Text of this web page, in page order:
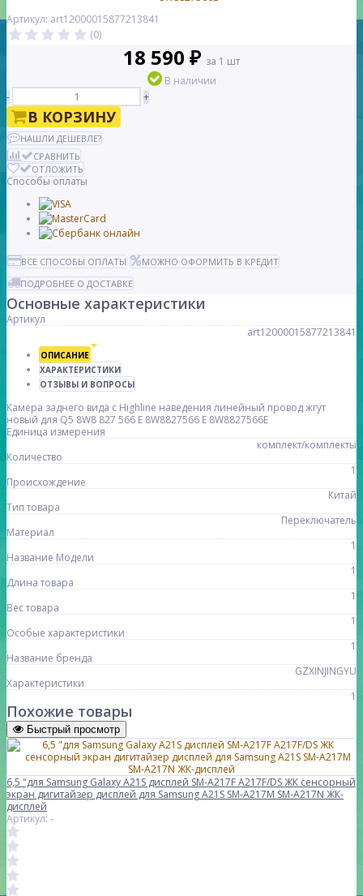
Артикул: art12000015877213841
(0)
18 590 ₽ за 1 шт
В наличии
-
+
В КОРЗИНУ
НАШЛИ ДЕШЕВЛЕ?
СРАВНИТЬ
ОТЛОЖИТЬ
Способы оплаты
ВСЕ СПОСОБЫ ОПЛАТЫ
МОЖНО ОФОРМИТЬ В КРЕДИТ
ПОДРОБНЕЕ О ДОСТАВКЕ
Основные характеристики
Артикул
art12000015877213841
ОПИСАНИЕ
ХАРАКТЕРИСТИКИ
ОТЗЫВЫ И ВОПРОСЫ
Камера заднего вида с Highline наведения линейный провод жгут
новый для Q5 8W8 827 566 E 8W8827566 E 8W8827566E
Единица измерения
комплект/комплекты
Количество
1
Происхождение
Китай
Тип товара
Переключатель
Материал
1
Название Модели
1
Длина товара
1
Вес товара
1
Особые характеристики
1
Название бренда
GZXINJINGYU
Характеристики
1
Похожие товары
Быстрый просмотр
6,5 "для Samsung Galaxy A21S дисплей SM-A217F A217F/DS ЖК сенсорный
экран дигитайзер дисплей для Samsung A21S SM-A217M SM-A217N ЖК-
дисплей
Артикул: -